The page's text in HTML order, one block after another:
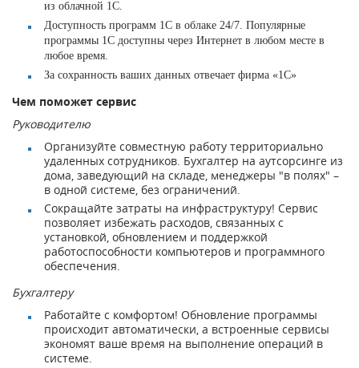
из облачной 1С.
Доступность программ 1С в облаке 24/7. Популярные
программы 1С доступны через Интернет в любом месте в
любое время.
За сохранность ваших данных отвечает фирма «1С»
Чем поможет сервис
Руководителю
Организуйте совместную работу территориально
удаленных сотрудников. Бухгалтер на аутсорсинге из
дома, заведующий на складе, менеджеры "в полях" –
в одной системе, без ограничений.
Сокращайте затраты на инфраструктуру! Сервис
позволяет избежать расходов, связанных с
установкой, обновлением и поддержкой
работоспособности компьютеров и программного
обеспечения.
Бухгалтеру
Работайте с комфортом! Обновление программы
происходит автоматически, а встроенные сервисы
экономят ваше время на выполнение операций в
системе.